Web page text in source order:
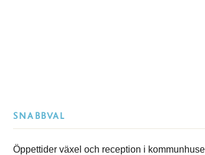
SNABBVAL
Öppettider växel och reception i